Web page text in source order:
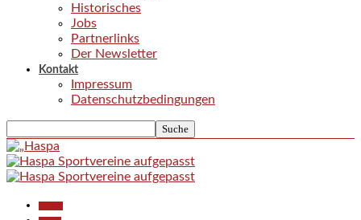
Historisches
Jobs
Partnerlinks
Der Newsletter
Kontakt
Impressum
Datenschutzbedingungen